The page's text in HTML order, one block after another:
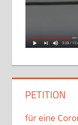
PETITION
für eine